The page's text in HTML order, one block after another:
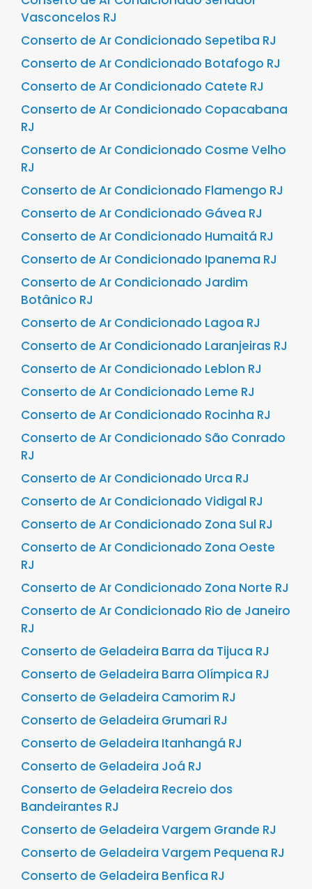
Vasconcelos RJ
Conserto de Ar Condicionado Sepetiba RJ
Conserto de Ar Condicionado Botafogo RJ
Conserto de Ar Condicionado Catete RJ
Conserto de Ar Condicionado Copacabana
RJ
Conserto de Ar Condicionado Cosme Velho
RJ
Conserto de Ar Condicionado Flamengo RJ
Conserto de Ar Condicionado Gávea RJ
Conserto de Ar Condicionado Humaitá RJ
Conserto de Ar Condicionado Ipanema RJ
Conserto de Ar Condicionado Jardim
Botânico RJ
Conserto de Ar Condicionado Lagoa RJ
Conserto de Ar Condicionado Laranjeiras RJ
Conserto de Ar Condicionado Leblon RJ
Conserto de Ar Condicionado Leme RJ
Conserto de Ar Condicionado Rocinha RJ
Conserto de Ar Condicionado São Conrado
RJ
Conserto de Ar Condicionado Urca RJ
Conserto de Ar Condicionado Vidigal RJ
Conserto de Ar Condicionado Zona Sul RJ
Conserto de Ar Condicionado Zona Oeste
RJ
Conserto de Ar Condicionado Zona Norte RJ
Conserto de Ar Condicionado Rio de Janeiro
RJ
Conserto de Geladeira Barra da Tijuca RJ
Conserto de Geladeira Barra Olímpica RJ
Conserto de Geladeira Camorim RJ
Conserto de Geladeira Grumari RJ
Conserto de Geladeira Itanhangá RJ
Conserto de Geladeira Joá RJ
Conserto de Geladeira Recreio dos
Bandeirantes RJ
Conserto de Geladeira Vargem Grande RJ
Conserto de Geladeira Vargem Pequena RJ
Conserto de Geladeira Benfica RJ